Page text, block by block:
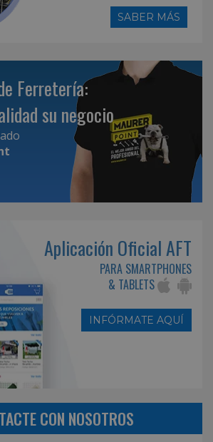
SABER MÁS
Ferretería:
su negocio
Aplicación Oficial AFT
PARA SMARTPHONES
& TABLETS
INFÓRMATE AQUÍ
CON NOSOTROS